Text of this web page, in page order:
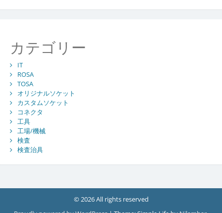
カテゴリー
IT
ROSA
TOSA
オリジナルソケット
カスタムソケット
コネクタ
工具
工場/機械
検査
検査治具
© 2026 All rights reserved